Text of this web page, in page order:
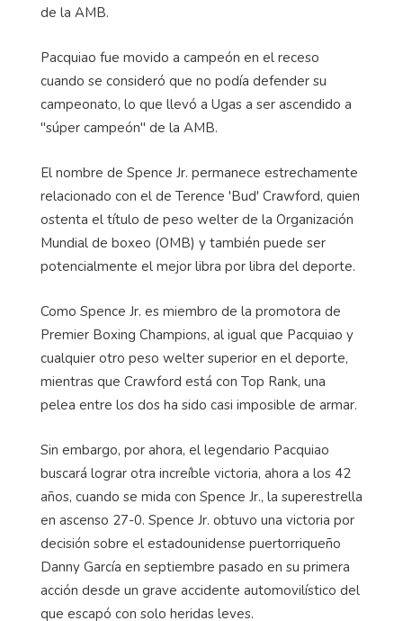
de la AMB.
Pacquiao fue movido a campeón en el receso
cuando se consideró que no podía defender su
campeonato, lo que llevó a Ugas a ser ascendido a
"súper campeón" de la AMB.
El nombre de Spence Jr. permanece estrechamente
relacionado con el de Terence 'Bud' Crawford, quien
ostenta el título de peso welter de la Organización
Mundial de boxeo (OMB) y también puede ser
potencialmente el mejor libra por libra del deporte.
Como Spence Jr. es miembro de la promotora de
Premier Boxing Champions, al igual que Pacquiao y
cualquier otro peso welter superior en el deporte,
mientras que Crawford está con Top Rank, una
pelea entre los dos ha sido casi imposible de armar.
Sin embargo, por ahora, el legendario Pacquiao
buscará lograr otra increíble victoria, ahora a los 42
años, cuando se mida con Spence Jr., la superestrella
en ascenso 27-0. Spence Jr. obtuvo una victoria por
decisión sobre el estadounidense puertorriqueño
Danny García en septiembre pasado en su primera
acción desde un grave accidente automovilístico del
que escapó con solo heridas leves.